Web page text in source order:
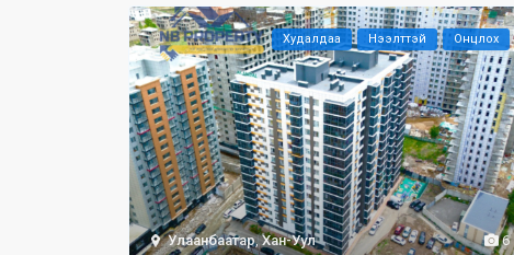
6
Улаанбаатар,Хан-Уул
Худалдаа Нээлттэй Онцлох